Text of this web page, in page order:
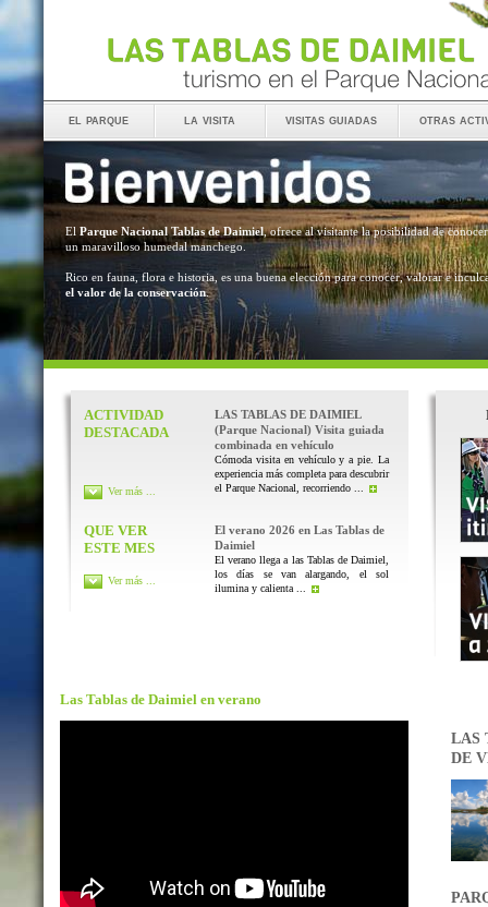
el parque la visita visitas guiadas otras
El Parque Nacional Tablas de Daimiel, ofrece al visitante la posibilidad de conocer
un maravilloso humedal manchego.
Rico en fauna, flora e historia, es una buena elección para conocer, valorar e
el valor de la conservación.
ACTIVIDAD
DESTACADA
LAS TABLAS DE DAIMIEL
(Parque Nacional) Visita guiada
combinada en vehículo
Cómoda visita en vehículo y a pie. La
experiencia más completa para descubrir
el Parque Nacional, recorriendo ...
Ver más ...
QUE VER
ESTE MES
El verano 2026 en Las Tablas de
Daimiel
El verano llega a las Tablas de Daimiel,
los días se van alargando, el sol
ilumina y calienta ...
Ver más ...
Las Tablas de Daimiel en verano
LAS
DE